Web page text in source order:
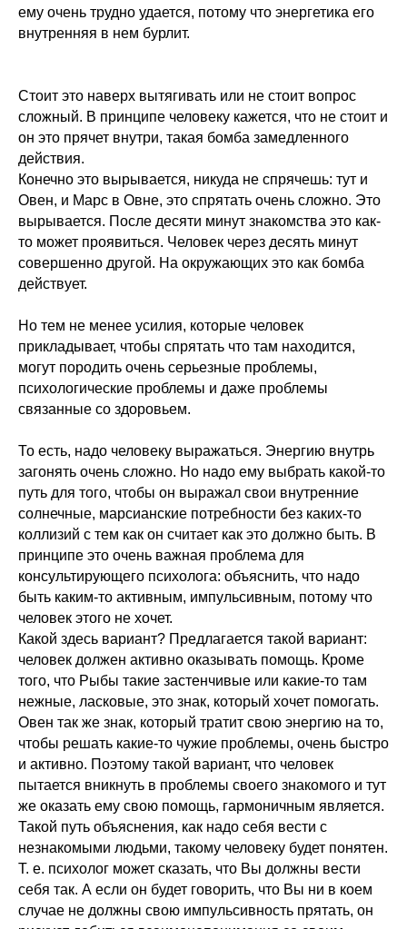
ему очень трудно удается, потому что энергетика его
внутренняя в нем бурлит.
Стоит это наверх вытягивать или не стоит вопрос
сложный. В принципе человеку кажется, что не стоит и
он это прячет внутри, такая бомба замедленного
действия.
Конечно это вырывается, никуда не спрячешь: тут и
Овен, и Марс в Овне, это спрятать очень сложно. Это
вырывается. После десяти минут знакомства это как-
то может проявиться. Человек через десять минут
совершенно другой. На окружающих это как бомба
действует.
Но тем не менее усилия, которые человек
прикладывает, чтобы спрятать что там находится,
могут породить очень серьезные проблемы,
психологические проблемы и даже проблемы
связанные со здоровьем.
То есть, надо человеку выражаться. Энергию внутрь
загонять очень сложно. Но надо ему выбрать какой-то
путь для того, чтобы он выражал свои внутренние
солнечные, марсианские потребности без каких-то
коллизий с тем как он считает как это должно быть. В
принципе это очень важная проблема для
консультирующего психолога: объяснить, что надо
быть каким-то активным, импульсивным, потому что
человек этого не хочет.
Какой здесь вариант? Предлагается такой вариант:
человек должен активно оказывать помощь. Кроме
того, что Рыбы такие застенчивые или какие-то там
нежные, ласковые, это знак, который хочет помогать.
Овен так же знак, который тратит свою энергию на то,
чтобы решать какие-то чужие проблемы, очень быстро
и активно. Поэтому такой вариант, что человек
пытается вникнуть в проблемы своего знакомого и тут
же оказать ему свою помощь, гармоничным является.
Такой путь объяснения, как надо себя вести с
незнакомыми людьми, такому человеку будет понятен.
Т. е. психолог может сказать, что Вы должны вести
себя так. А если он будет говорить, что Вы ни в коем
случае не должны свою импульсивность прятать, он